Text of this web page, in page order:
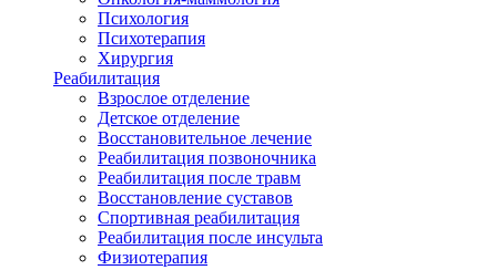
Психология
Психотерапия
Хирургия
Реабилитация
Взрослое отделение
Детское отделение
Восстановительное лечение
Реабилитация позвоночника
Реабилитация после травм
Восстановление суставов
Спортивная реабилитация
Реабилитация после инсульта
Физиотерапия